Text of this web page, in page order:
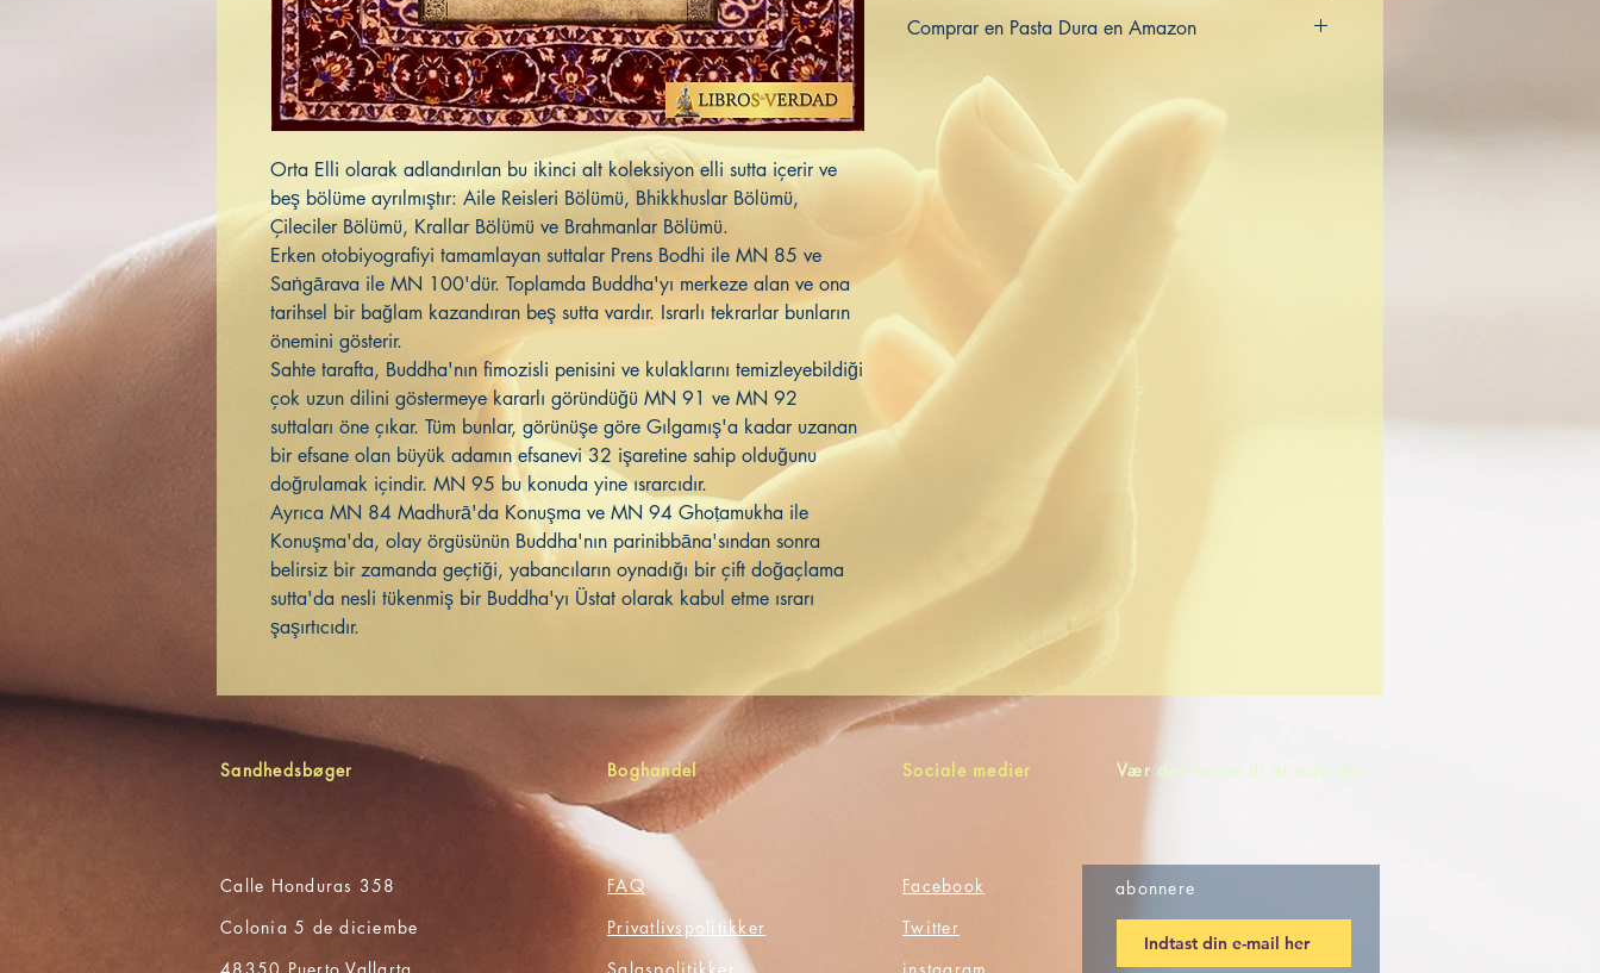
Orta Elli olarak adlandırılan bu ikinci alt koleksiyon elli sutta içerir ve
beş bölüme ayrılmıştır: Aile Reisleri Bölümü, Bhikkhuslar Bölümü,
Çileciler Bölümü, Krallar Bölümü ve Brahmanlar Bölümü.
Erken otobiyografiyi tamamlayan suttalar Prens Bodhi ile MN 85 ve
Saṅgārava ile MN 100'dür. Toplamda Buddha'yı merkeze alan ve ona
tarihsel bir bağlam kazandıran beş sutta vardır. Israrlı tekrarlar bunların
önemini gösterir.
Sahte tarafta, Buddha'nın fimozisli penisini ve kulaklarını temizleyebildiği
çok uzun dilini göstermeye kararlı göründüğü MN 91 ve MN 92
suttaları öne çıkar. Tüm bunlar, görünüşe göre Gılgamış'a kadar uzanan
bir efsane olan büyük adamın efsanevi 32 işaretine sahip olduğunu
doğrulamak içindir. MN 95 bu konuda yine ısrarcıdır.
Ayrıca MN 84 Madhurā'da Konuşma ve MN 94 Ghoṭamukha ile
Konuşma'da, olay örgüsünün Buddha'nın parinibbāna'sından sonra
belirsiz bir zamanda geçtiği, yabancıların oynadığı bir çift doğaçlama
sutta'da nesli tükenmiş bir Buddha'yı Üstat olarak kabul etme ısrarı
şaşırtıcıdır.
Comprar en Pasta Dura en Amazon
UK
Sandhedsbøger Boghandel Sociale medier Vær den første til at vide det
Calle Honduras 358
Colonia 5 de diciembe
FAQ
Privatlivspolitikker
Facebook
Twitter
abonnere